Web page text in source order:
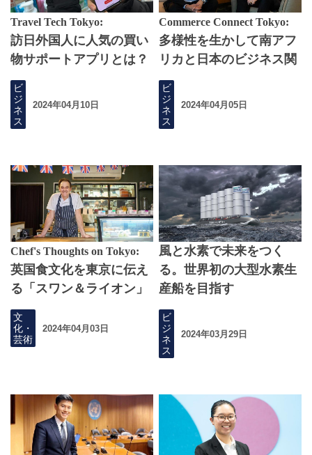
Travel Tech Tokyo:
訪日外国人に人気の買い
物サポートアプリとは？
ビ
ジ
ネ
ス
2024年04月10日
Commerce Connect Tokyo:
多様性を生かして南アフ
リカと日本のビジネス関
係を強化する
ビ
ジ
ネ
ス
2024年04月05日
Chef's Thoughts on Tokyo:
英国食文化を東京に伝え
る「スワン＆ライオン」
文
化・
芸術
2024年04月03日
風と水素で未来をつく
る。世界初の大型水素生
産船を目指す
ビ
ジ
ネ
ス
2024年03月29日